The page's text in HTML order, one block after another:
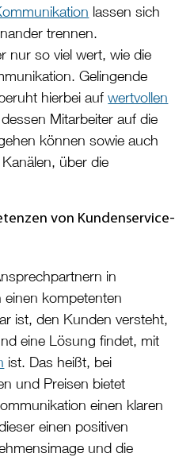
lassen sich
trennen.
nur so viel wert, wie die
Gelingende
hierbei aufwertvollen
Mitarbeiter auf die
können sowie auch
über die
von Kundenservice-
in
kompetenten
ist, den Kunden versteht,
eine Lösung findet, mit
ist. Das heißt, bei
und Preisen bietet
einen klaren
einen positiven
und die